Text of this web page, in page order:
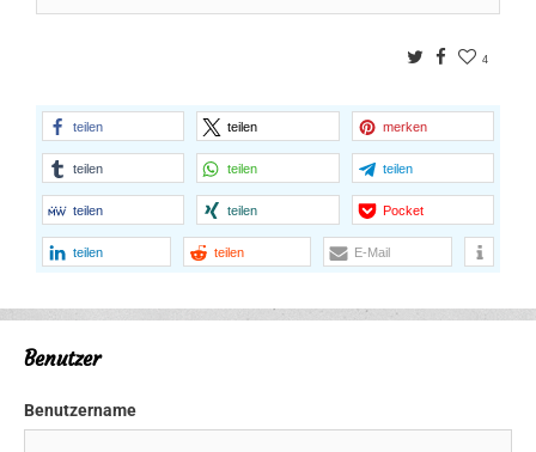
TwitterFacebook
4
teilen teilen merken
teilen teilen teilen
teilen teilen Pocket
teilen teilen E-Mail
Benutzer
Benutzername